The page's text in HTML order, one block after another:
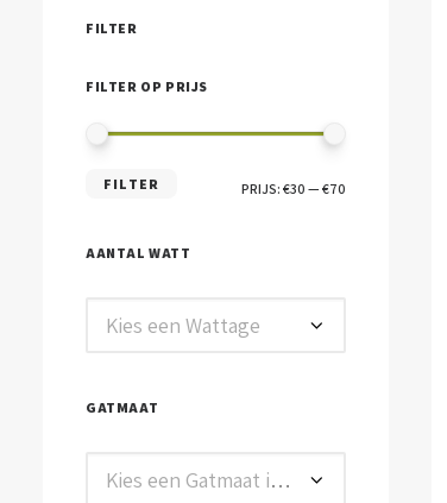
FILTER
FILTER OP PRIJS
FILTER PRIJS: €30 — €70
AANTAL WATT
Kies een Wattage
GATMAAT
Kies een Gatmaat in mm